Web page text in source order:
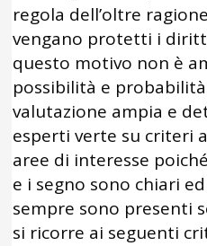
regola dell’oltre
vengano protetti i
questo motivo non è
possibilità e
valutazione ampia e
esperti verte su criteri
aree di interesse
e i segno sono chiari
sempre sono presenti
si ricorre ai seguenti